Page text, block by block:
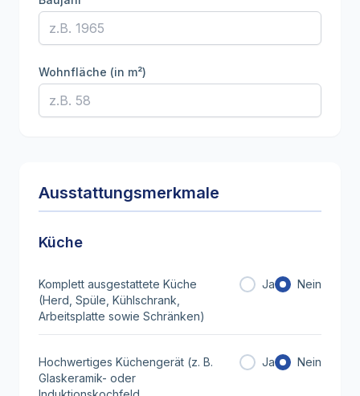
Wohnfläche (in m²)
Ausstattungsmerkmale
Küche
Komplett ausgestattete Küche
(Herd, Spüle, Kühlschrank,
Arbeitsplatte sowie Schränken)
Ja Nein
Hochwertiges Küchengerät (z. B.
Glaskeramik- oder
Ja Nein